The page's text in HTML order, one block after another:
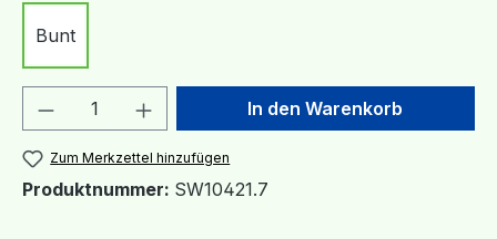
Bunt
Produkt Anzahl: Gib denIn den Warenkorb
Zum Merkzettel hinzufügen
Produktnummer: SW10421.7